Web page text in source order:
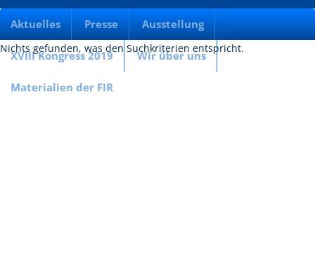
Aktuelles Presse Ausstellung
XVIII Kongress 2019 Wir über uns
Materialien der FIR
Nichts gefunden, was den Suchkriterien entspricht.